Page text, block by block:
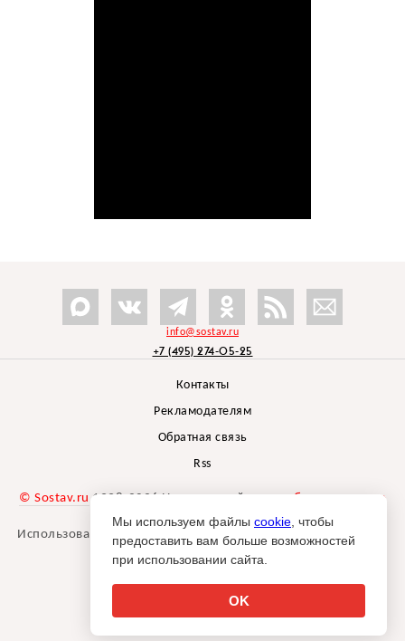
info@sostav.ru
+7 (495) 274-05-25
Контакты
Рекламодателям
Обратная связь
Rss
© Sostav.ru 1998-2026 Независимый проектбрендингового
агентства Depot
Использование материалов Sostav.ru допустимо только при
указании источника.
18+
Мы используем файлы cookie , чтобы
предоставить вам больше возможностей
при использовании сайта.
OK